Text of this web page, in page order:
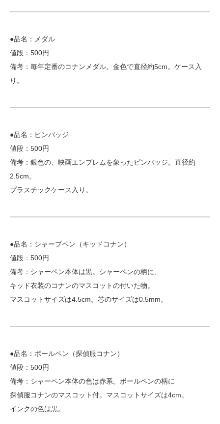
●品名：メダル
値段：500円
備考：毎年定番のコナンメダル。金色で直径約5cm。ケース入
り。
●品名：ピンバッジ
値段：500円
備考：銀色の、映画エンブレムを象ったピンバッジ。直径約
2.5cm。
プラスチックケース入り。
●品名：シャープペン（キッドコナン）
値段：500円
備考：シャーペン本体は黒。シャーペンの柄に、
キッド衣装のコナンのマスコットの付いた物。
マスコットサイズは4.5cm。芯のサイズは0.5mm。
●品名：ボールペン（探偵服コナン）
値段：500円
備考：シャーペン本体の色は赤系。ボールペンの柄に
探偵服コナンのマスコット付。マスコットサイズは4cm。
インクの色は黒。